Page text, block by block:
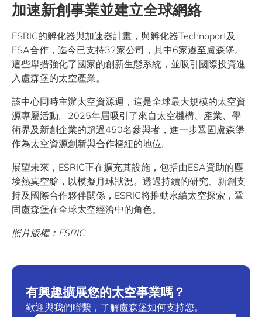
加速新創事業並建立全球網絡
ESRIC的孵化器與加速器計畫，與孵化器Technoport及
ESA合作，迄今已支持32家公司，其中6家遷至盧森堡。
這些舉措強化了國家的創新生態系統，並吸引國際投資進
入盧森堡的太空產業。
該中心同時主辦太空資源週，這是全球最大規模的太空資
源專屬活動。2025年屆吸引了來自太空機構、產業、學
術界及新創企業的超過450名參與者，進一步鞏固盧森堡
作為太空資源創新與合作樞紐的地位。
展望未來，ESRIC正在擴充其設施，包括由ESA資助的塵
埃熱真空艙，以模擬月球狀況。透過持續的研究、新創支
持及國際合作夥伴關係，ESRIC將推動永續太空探索，鞏
固盧森堡在全球太空經濟中的角色。
照片版權：ESRIC
有興趣擴展您的太空事業嗎？
歡迎與我們聯繫，了解盧森堡如何支持您。